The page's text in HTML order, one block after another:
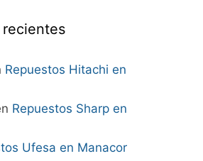
Repuestos Hitachi en
Repuestos Sharp en
Ufesa en Manacor